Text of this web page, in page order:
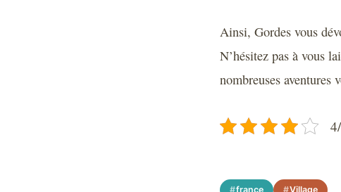
Ainsi, Gordes vous
N’hésitez pas à vous
nombreuses aventures
france Village